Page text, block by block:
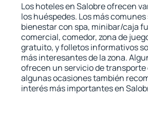
Los hoteles en Salobre ofrecen
los huéspedes. Los más
bienestar con spa, minibar/caja
comercial, comedor, zona de
gratuito, y folletos informativos
más interesantes de la zona.
ofrecen un servicio de transporte
algunas ocasiones también
interés más importantes en